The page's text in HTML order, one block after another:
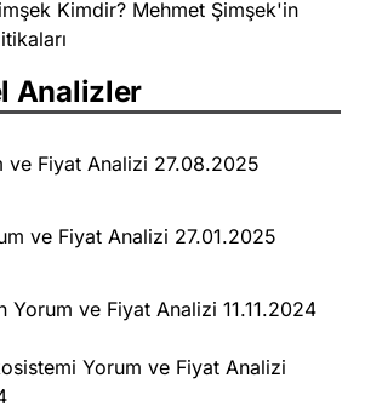
Kimdir? Mehmet Şimşek'in
Analizler
ve Fiyat Analizi 27.08.2025
ve Fiyat Analizi 27.01.2025
Yorum ve Fiyat Analizi 11.11.2024
Yorum ve Fiyat Analizi